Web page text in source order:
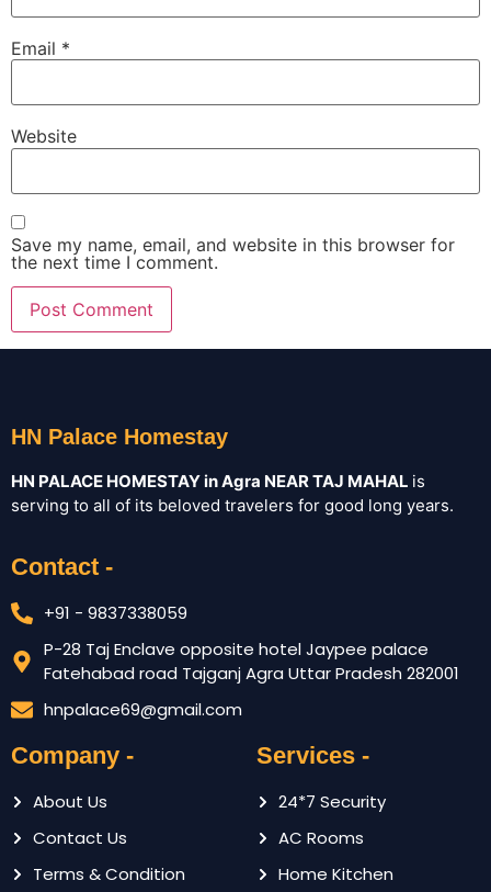
Email *
Website
Save my name, email, and website in this browser for
the next time I comment.
HN Palace Homestay
HN PALACE HOMESTAY in Agra NEAR TAJ MAHAL is
serving to all of its beloved travelers for good long years.
Contact -
+91 - 9837338059
P-28 Taj Enclave opposite hotel Jaypee palace
Fatehabad road Tajganj Agra Uttar Pradesh 282001
hnpalace69@gmail.com
Company -
About Us
Contact Us
Terms & Condition
Services -
24*7 Security
AC Rooms
Home Kitchen